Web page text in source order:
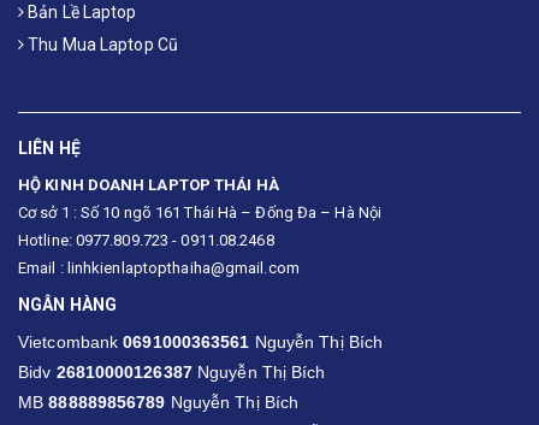
Bản Lề Laptop
Thu Mua Laptop Cũ
LIÊN HỆ
HỘ KINH DOANH LAPTOP THÁI HÀ
Cơ sở 1 : Số 10 ngõ 161 Thái Hà – Đống Đa – Hà Nội
Hotline: 0977.809.723 - 0911.08.2468
Email : linhkienlaptopthaiha@gmail.com
NGÂN HÀNG
Vietcombank0691000363561 Nguyễn Thị Bích
Bidv 26810000126387Nguyễn Thị Bích
MB888889856789 Nguyễn Thị Bích